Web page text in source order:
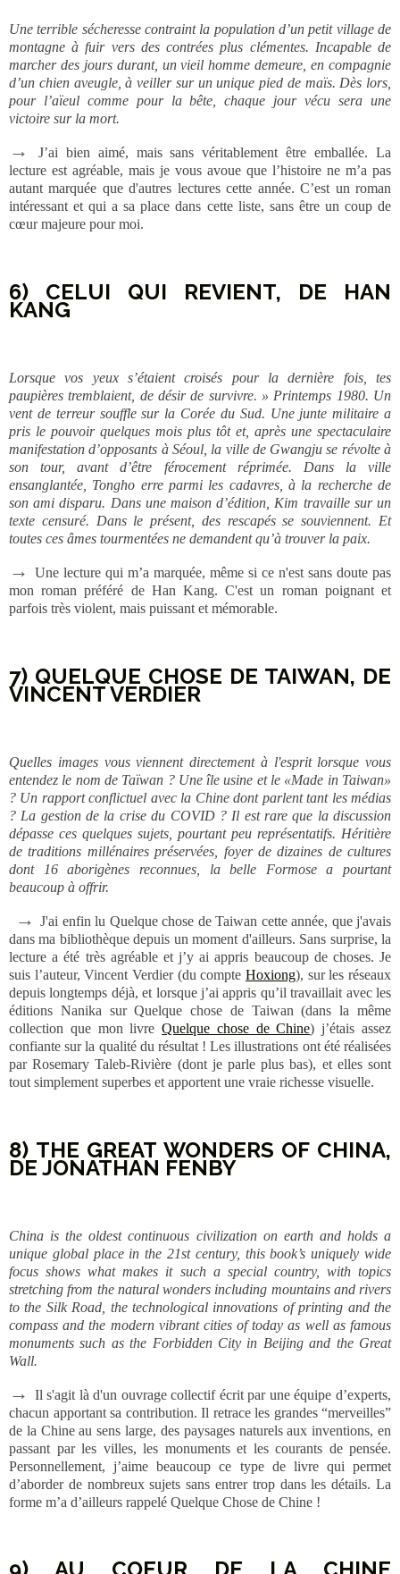
Une terrible sécheresse contraint la population d’un petit village de
montagne à fuir vers des contrées plus clémentes. Incapable de
marcher des jours durant, un vieil homme demeure, en compagnie
d’un chien aveugle, à veiller sur un unique pied de maïs. Dès lors,
pour l’aïeul comme pour la bête, chaque jour vécu sera une
victoire sur la mort.
→
J’ai bien aimé, mais sans véritablement être emballée. La
lecture est agréable, mais je vous avoue que l’histoire ne m’a pas
autant marquée que d'autres lectures cette année. C’est un roman
intéressant et qui a sa place dans cette liste, sans être un coup de
cœur majeure pour moi.
6) CELUI QUI REVIENT, DE HAN
KANG
Lorsque vos yeux s’étaient croisés pour la dernière fois, tes
paupières tremblaient, de désir de survivre. » Printemps 1980. Un
vent de terreur souffle sur la Corée du Sud. Une junte militaire a
pris le pouvoir quelques mois plus tôt et, après une spectaculaire
manifestation d’opposants à Séoul, la ville de Gwangju se révolte à
son tour, avant d’être férocement réprimée. Dans la ville
ensanglantée, Tongho erre parmi les cadavres, à la recherche de
son ami disparu. Dans une maison d’édition, Kim travaille sur un
texte censuré. Dans le présent, des rescapés se souviennent. Et
toutes ces âmes tourmentées ne demandent qu’à trouver la paix.
→
Une lecture qui m’a marquée, même si ce n'est sans doute pas
mon roman préféré de Han Kang. C'est un roman poignant et
parfois très violent, mais puissant et mémorable.
7) QUELQUE CHOSE DE TAIWAN, DE
VINCENT VERDIER
Quelles images vous viennent directement à l'esprit lorsque vous
entendez le nom de Taïwan ? Une île usine et le «Made in Taiwan»
? Un rapport conflictuel avec la Chine dont parlent tant les médias
? La gestion de la crise du COVID ? Il est rare que la discussion
dépasse ces quelques sujets, pourtant peu représentatifs. Héritière
de traditions millénaires préservées, foyer de dizaines de cultures
dont 16 aborigènes reconnues, la belle Formose a pourtant
beaucoup à offrir.
→ J'ai enfin lu Quelque chose de Taiwan cette année, que j'avais
dans ma bibliothèque depuis un moment d'ailleurs. Sans surprise, la
lecture a été très agréable et j’y ai appris beaucoup de choses. Je
suis l’auteur, Vincent Verdier (du compte Hoxiong), sur les réseaux
depuis longtemps déjà, et lorsque j’ai appris qu’il travaillait avec les
éditions Nanika sur Quelque chose de Taiwan (dans la même
collection que mon livreQuelque chose de Chine) j’étais assez
confiante sur la qualité du résultat ! Les illustrations ont été réalisées
par Rosemary Taleb-Rivière (dont je parle plus bas), et elles sont
tout simplement superbes et apportent une vraie richesse visuelle.
8) THE GREAT WONDERS OF CHINA,
DE JONATHAN FENBY
China is the oldest continuous civilization on earth and holds a
unique global place in the 21st century, this book’s uniquely wide
focus shows what makes it such a special country, with topics
stretching from the natural wonders including mountains and rivers
to the Silk Road, the technological innovations of printing and the
compass and the modern vibrant cities of today as well as famous
monuments such as the Forbidden City in Beijing and the Great
Wall.
→
Il s'agit là d'un ouvrage collectif écrit par une équipe d’experts,
chacun apportant sa contribution. Il retrace les grandes “merveilles”
de la Chine au sens large, des paysages naturels aux inventions, en
passant par les villes, les monuments et les courants de pensée.
Personnellement, j’aime beaucoup ce type de livre qui permet
d’aborder de nombreux sujets sans entrer trop dans les détails. La
forme m’a d’ailleurs rappelé Quelque Chose de Chine !